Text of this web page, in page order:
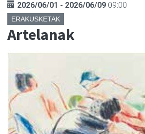
2026/06/01 - 2026/06/09 09:00
ERAKUSKETAK
Artelanak